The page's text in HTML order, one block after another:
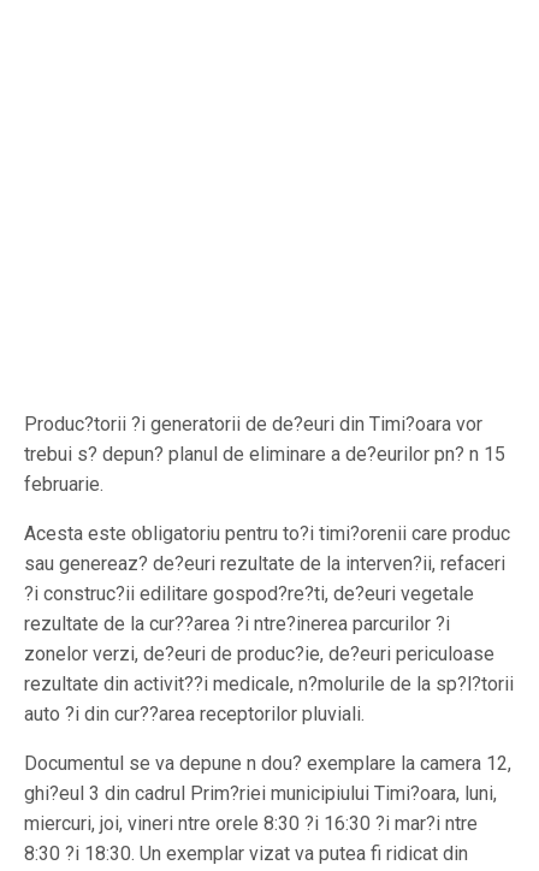
Produc?torii ?i generatorii de de?euri din Timi?oara vor
trebui s? depun? planul de eliminare a de?eurilor pn? n 15
februarie.
Acesta este obligatoriu pentru to?i timi?orenii care produc
sau genereaz? de?euri rezultate de la interven?ii, refaceri
?i construc?ii edilitare gospod?re?ti, de?euri vegetale
rezultate de la cur??area ?i ntre?inerea parcurilor ?i
zonelor verzi, de?euri de produc?ie, de?euri periculoase
rezultate din activit??i medicale, n?molurile de la sp?l?torii
auto ?i din cur??area receptorilor pluviali.
Documentul se va depune n dou? exemplare la camera 12,
ghi?eul 3 din cadrul Prim?riei municipiului Timi?oara, luni,
miercuri, joi, vineri ntre orele 8:30 ?i 16:30 ?i mar?i ntre
8:30 ?i 18:30. Un exemplar vizat va putea fi ridicat din